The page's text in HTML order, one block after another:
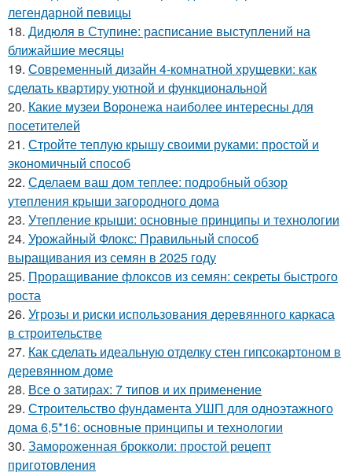
легендарной певицы
18. Дидюля в Ступине: расписание выступлений на
ближайшие месяцы
19. Современный дизайн 4-комнатной хрущевки: как
сделать квартиру уютной и функциональной
20. Какие музеи Воронежа наиболее интересны для
посетителей
21. Стройте теплую крышу своими руками: простой и
экономичный способ
22. Сделаем ваш дом теплее: подробный обзор
утепления крыши загородного дома
23. Утепление крыши: основные принципы и технологии
24. Урожайный Флокс: Правильный способ
выращивания из семян в 2025 году
25. Проращивание флоксов из семян: секреты быстрого
роста
26. Угрозы и риски использования деревянного каркаса
в строительстве
27. Как сделать идеальную отделку стен гипсокартоном в
деревянном доме
28. Все о затирах: 7 типов и их применение
29. Строительство фундамента УШП для одноэтажного
дома 6,5*16: основные принципы и технологии
30. Замороженная брокколи: простой рецепт
приготовления